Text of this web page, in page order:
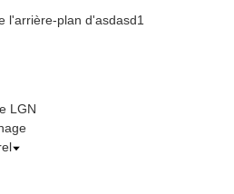
LGN